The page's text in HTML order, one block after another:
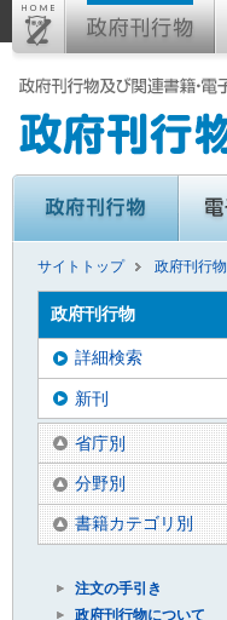
サイトトップ 政府刊行物
政府刊行物
詳細検索
新刊
省庁別
分野別
書籍カテゴリ別
注文の手引き
政府刊行物について